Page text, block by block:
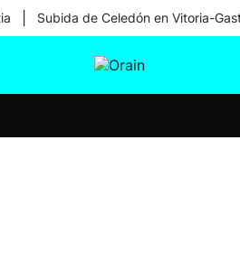
Subida de Celedón en Vitoria-